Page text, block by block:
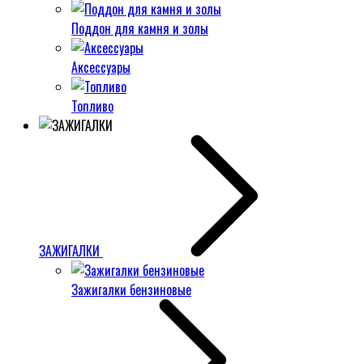
Поддон для камня и золы
Аксессуары
Топливо
ЗАЖИГАЛКИ
Зажигалки бензиновые